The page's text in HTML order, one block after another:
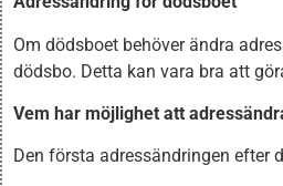
Om dödsboet behöver ändra
dödsbo. Detta kan vara bra att
Vem har möjlighet att
Den första adressändringen efter